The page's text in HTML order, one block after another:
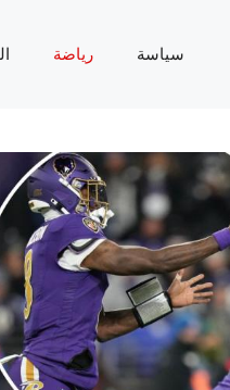
سياسة رياضة